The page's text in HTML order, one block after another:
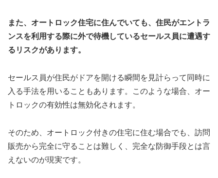
また、オートロック住宅に住んでいても、住民がエントラ
ンスを利用する際に外で待機しているセールス員に遭遇す
るリスクがあります。
セールス員が住民がドアを開ける瞬間を見計らって同時に
入る手法を用いることもあります。このような場合、オー
トロックの有効性は無効化されます。
そのため、オートロック付きの住宅に住む場合でも、訪問
販売から完全に守ることは難しく、完全な防御手段とは言
えないのが現実です。